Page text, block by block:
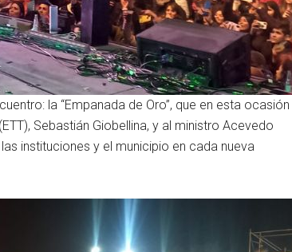
la “Empanada de Oro”, que en esta ocasión
Sebastián Giobellina, y al ministro Acevedo
instituciones y el municipio en cada nueva